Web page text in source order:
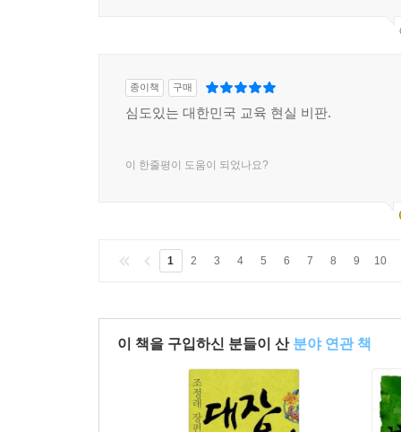
종이책 구매
심도있는 대한민국 교육 현실 비판.
이 한줄평이 도움이 되었나요?
1 2 3 4 5 6 7 8 9 10
이 책을 구입하신 분들이 산 분야 연관 책